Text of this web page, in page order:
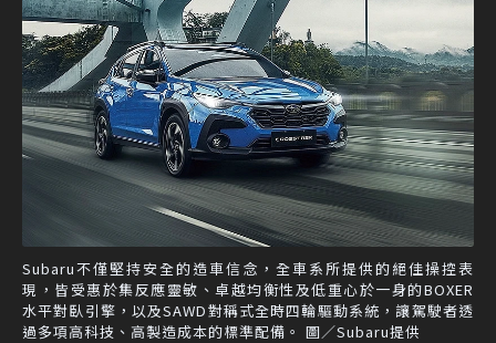
Subaru不僅堅持安全的造車信念，全車系所提供的絕佳操控表
現，皆受惠於集反應靈敏、卓越均衡性及低重心於一身的BOXER
水平對臥引擎，以及SAWD對稱式全時四輪驅動系統，讓駕駛者透
過多項高科技、高製造成本的標準配備。 圖／Subaru提供